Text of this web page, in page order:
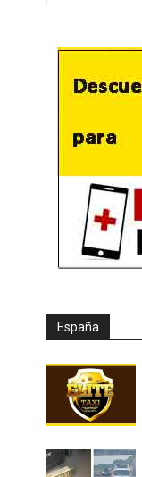
España